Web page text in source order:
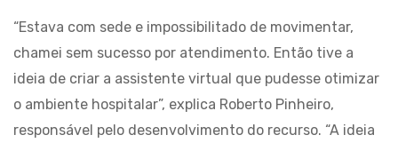
“Estava com sede e impossibilitado de movimentar,
chamei sem sucesso por atendimento. Então tive a
ideia de criar a assistente virtual que pudesse otimizar
o ambiente hospitalar”, explica Roberto Pinheiro,
responsável pelo desenvolvimento do recurso. “A ideia